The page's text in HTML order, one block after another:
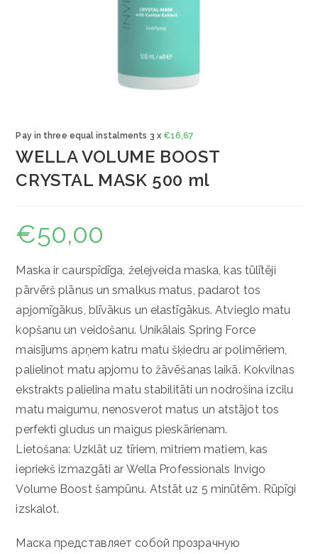
Pay in three equal instalments 3 x €16,67
WELLA VOLUME BOOST
CRYSTAL MASK 500 ml
€50,00
Мaska ir caurspīdīga, želejveida maska, kas tūlītēji
pārvērš plānus un smalkus matus, padarot tos
apjomīgākus, blīvākus un elastīgākus. Atvieglo matu
kopšanu un veidošanu. Unikālais Spring Force
maisījums apņem katru matu šķiedru ar polimēriem,
palielinot matu apjomu to žāvēšanas laikā. Kokvilnas
ekstrakts palielina matu stabilitāti un nodrošina izcilu
matu maigumu, nenosverot matus un atstājot tos
perfekti gludus un maigus pieskārienam.
Lietošana: Uzklāt uz tīriem, mitriem matiem, kas
iepriekš izmazgāti ar Wella Professionals Invigo
Volume Boost šampūnu. Atstāt uz 5 minūtēm. Rūpīgi
izskalot.
Маска представляет собой прозрачную